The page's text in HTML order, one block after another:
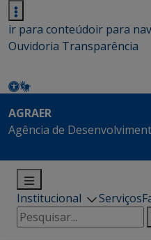
ir para conteúdoir para
Ouvidoria Transparência
AGRAER
Agência de
Institucional Serviços
Pesquisar
por: